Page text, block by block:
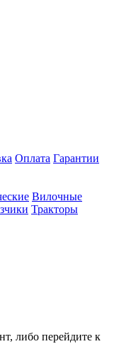
Оплата Гарантии
Вилочные
Тракторы
либо перейдите к